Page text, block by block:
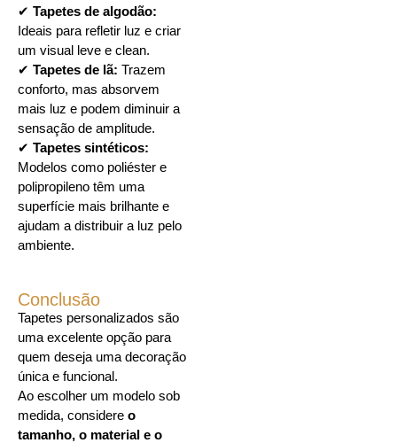
✔ Tapetes de algodão:
Ideais para refletir luz e criar
um visual leve e clean.
✔ Tapetes de lã: Trazem
conforto, mas absorvem
mais luz e podem diminuir a
sensação de amplitude.
✔ Tapetes sintéticos:
Modelos como poliéster e
polipropileno têm uma
superfície mais brilhante e
ajudam a distribuir a luz pelo
ambiente.
Conclusão
Tapetes personalizados são
uma excelente opção para
quem deseja uma decoração
única e funcional.
Ao escolher um modelo sob
medida, considere o
tamanho, o material e o